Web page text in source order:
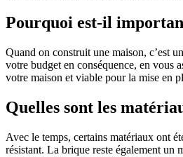
Pourquoi est-il
Quand on construit une maison, c’est
votre budget en conséquence, en vous
votre maison et viable pour la mise en
Quelles sont les
Avec le temps, certains matériaux ont
résistant. La brique reste également